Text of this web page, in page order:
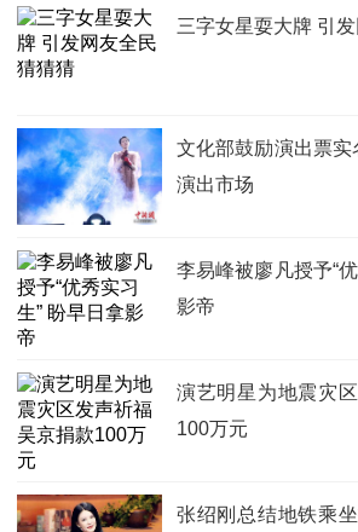
三字女星耍大牌 引
文化部鼓励演出票实
演出市场
李易峰被廖凡授予“
影帝
演艺明星为地震灾
100万元
张绍刚总结地铁乘